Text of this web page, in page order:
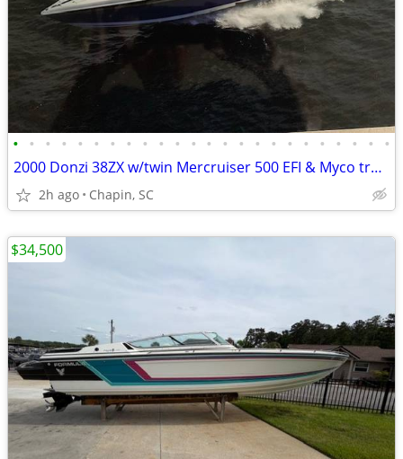
• • • • • • • • • • • • • • • • • • • • • • • •
2000 Donzi 38ZX w/twin Mercruiser 500 EFI & Myco trailer.
2h ago Chapin, SC
$34,500